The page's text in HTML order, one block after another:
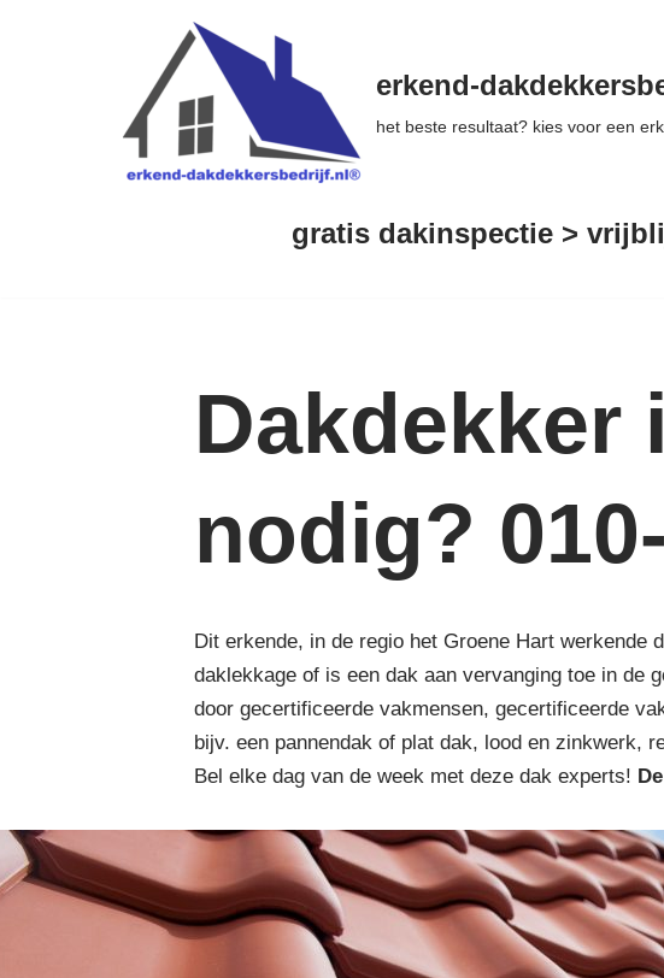
erkend-
het beste resultaat? kies voor een
gratis dakinspectie >
Dakdekker
nodig?
Dit erkende, in de regio het Groene Hart
daklekkage of is een dak aan vervanging toe in de
door gecertificeerde vakmensen, gecertificeerde
bijv. een pannendak of plat dak, lood en zinkwerk,
Bel elke dag van de week met deze dak experts!